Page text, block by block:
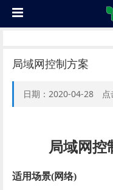
局域网控制方案
日期：2020-04-28 点
局域网控
适用场景(网络)